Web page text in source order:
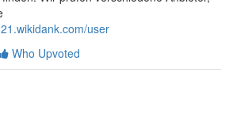
user
Who Upvoted